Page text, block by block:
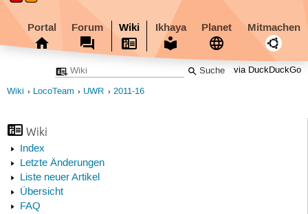
Portal Forum Wiki Ikhaya Planet Mitmachen
via DuckDuckGo
Wiki LocoTeam UWR 2011-16
Wiki
Index
Letzte Änderungen
Liste neuer Artikel
Übersicht
FAQ